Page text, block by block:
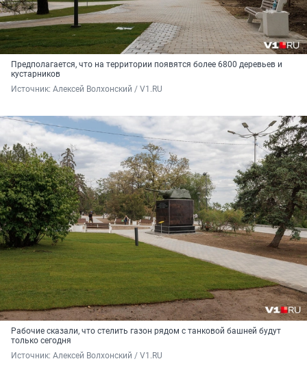
Предполагается, что на территории появятся более 6800 деревьев и
кустарников
Источник: Алексей Волхонский / V1.RU
Рабочие сказали, что стелить газон рядом с танковой башней будут
только сегодня
Источник: Алексей Волхонский / V1.RU